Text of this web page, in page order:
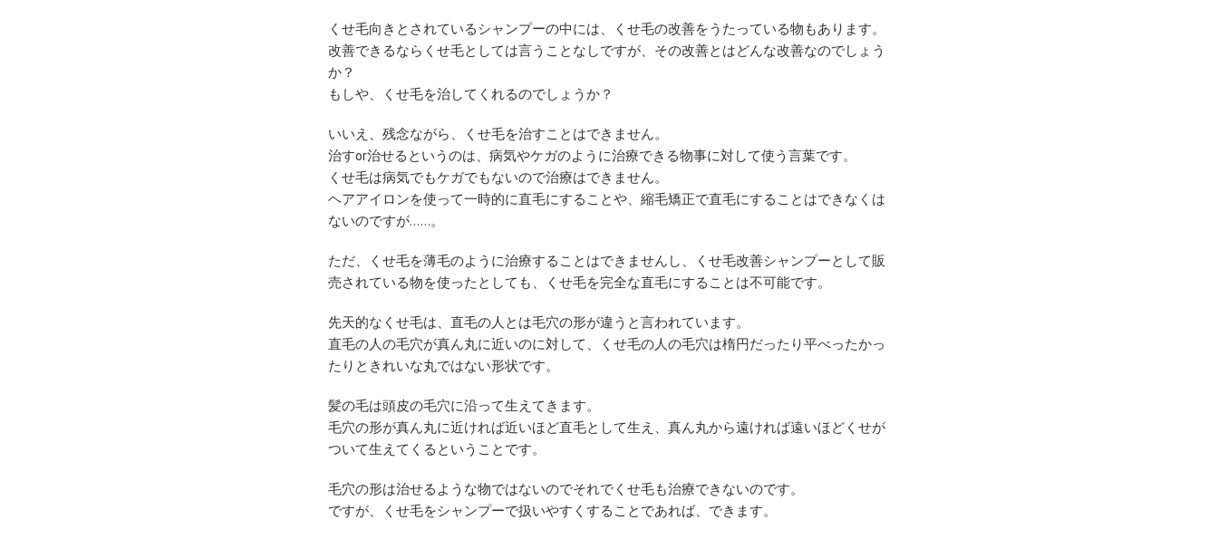
くせ毛向きとされているシャンプーの中には、くせ毛の改善をうたっている物もあります。
改善できるならくせ毛としては言うことなしですが、その改善とはどんな改善なのでしょう
か？
もしや、くせ毛を治してくれるのでしょうか？
いいえ、残念ながら、くせ毛を治すことはできません。
治すor治せるというのは、病気やケガのように治療できる物事に対して使う言葉です。
くせ毛は病気でもケガでもないので治療はできません。
ヘアアイロンを使って一時的に直毛にすることや、縮毛矯正で直毛にすることはできなくは
ないのですが……。
ただ、くせ毛を薄毛のように治療することはできませんし、くせ毛改善シャンプーとして販
売されている物を使ったとしても、くせ毛を完全な直毛にすることは不可能です。
先天的なくせ毛は、直毛の人とは毛穴の形が違うと言われています。
直毛の人の毛穴が真ん丸に近いのに対して、くせ毛の人の毛穴は楕円だったり平べったかっ
たりときれいな丸ではない形状です。
髪の毛は頭皮の毛穴に沿って生えてきます。
毛穴の形が真ん丸に近ければ近いほど直毛として生え、真ん丸から遠ければ遠いほどくせが
ついて生えてくるということです。
毛穴の形は治せるような物ではないのでそれでくせ毛も治療できないのです。
ですが、くせ毛をシャンプーで扱いやすくすることであれば、できます。